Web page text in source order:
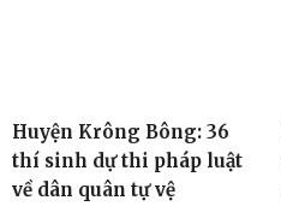
Huyện Krông Bông: 36
thí sinh dự thi pháp luật
về dân quân tự vệ